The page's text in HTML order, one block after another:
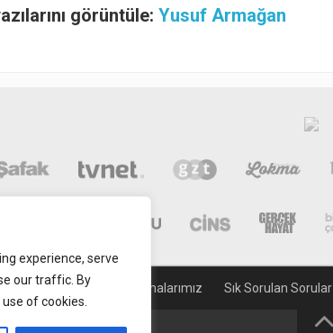
experience, serve
our traffic. By
of cookies.
görüntüle: Yusuf Armağan
Abonelik Mobil Uygulamalarımız Sık Sorulan Sorular